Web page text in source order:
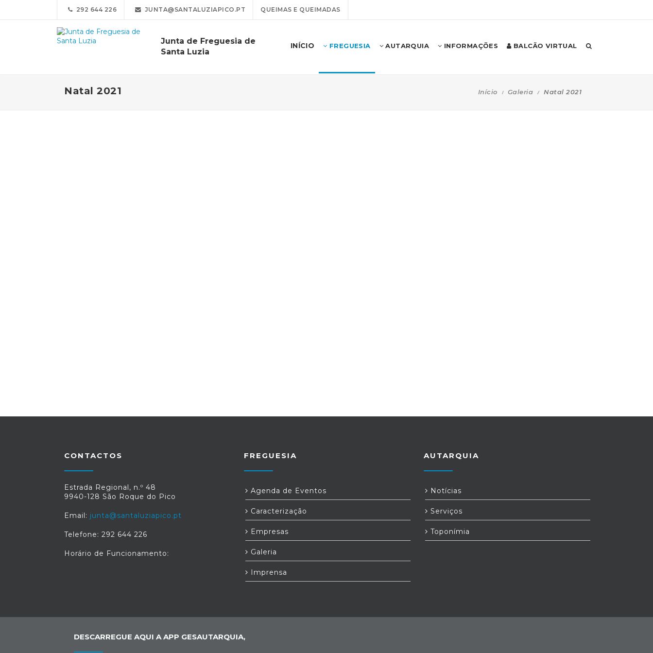
292 644 226 JUNTA@SANTALUZIAPICO.PT QUEIMAS E QUEIMADAS
Junta de Freguesia de
Santa Luzia
INÍCIO FREGUESIA AUTARQUIA INFORMAÇÕES BALCÃO VIRTUAL
Natal 2021 Início Galeria Natal 2021
CONTACTOS
Estrada Regional, n.º 48
9940-128 São Roque do Pico
Email: junta@santaluziapico.pt
Telefone: 292 644 226
Horário de Funcionamento:
FREGUESIA
Agenda de Eventos
Caracterização
Empresas
Galeria
Imprensa
AUTARQUIA
Notícias
Serviços
Toponímia
DESCARREGUE AQUI A APP GESAUTARQUIA,